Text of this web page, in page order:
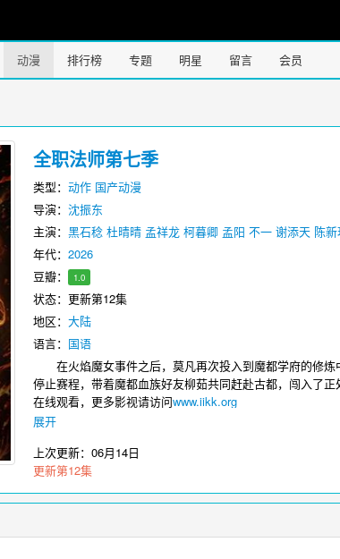
动漫 排行榜 专题 明星 留言 会员
全职法师第七季
类型： 动作 国产动漫
导演： 沈振东
主演： 黑石稔 杜晴晴 孟祥龙 柯暮卿 孟阳 不一 谢添天 陈新
年代： 2026
豆瓣：
1.0
状态：更新第12集
地区： 大陆
语言： 国语
在火焰魔女事件之后，莫凡再次投入到魔都学府的修炼
停止赛程，带着魔都血族好友柳茹共同赶赴古都，闯入了正
在线观看，更多影视请访问www.iikk.org
展开
上次更新： 06月14日
更新第12集